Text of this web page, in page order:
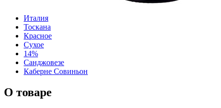
Италия
Тоскана
Красное
Сухое
14%
Санджовезе
Каберне Совиньон
О товаре